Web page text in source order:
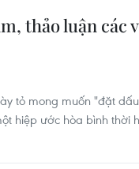
thảo luận các
tỏ mong muốn "đặt
hiệp ước hòa bình thời